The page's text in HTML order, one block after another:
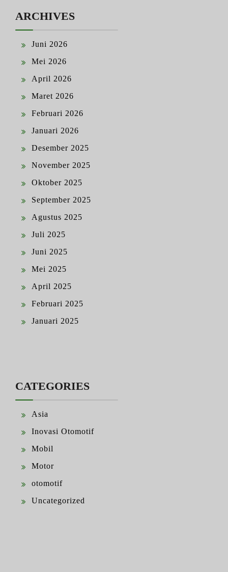
ARCHIVES
Juni 2026
Mei 2026
April 2026
Maret 2026
Februari 2026
Januari 2026
Desember 2025
November 2025
Oktober 2025
September 2025
Agustus 2025
Juli 2025
Juni 2025
Mei 2025
April 2025
Februari 2025
Januari 2025
CATEGORIES
Asia
Inovasi Otomotif
Mobil
Motor
otomotif
Uncategorized